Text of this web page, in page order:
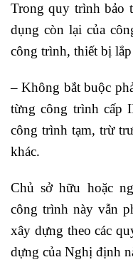
Trong quy trình bảo
dụng còn lại của
công trình, thiết bị
– Không bắt buộc
từng công trình cấp
công trình tạm, trừ
khác.
Chủ sở hữu hoặc
công trình này vẫn
xây dựng theo các
dựng của Nghị định